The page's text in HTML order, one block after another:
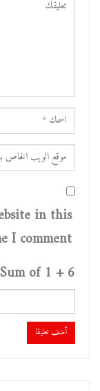
in this
I comment.
of 1 + 6 ?